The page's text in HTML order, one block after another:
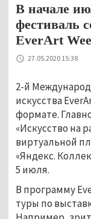
В начале
фестиваль
EverArt
27.05.2020 15:38
2-й
искусства
формате.
«Искусство на
виртуальной
«Яндекс.
5 июля.
В программу
туры по